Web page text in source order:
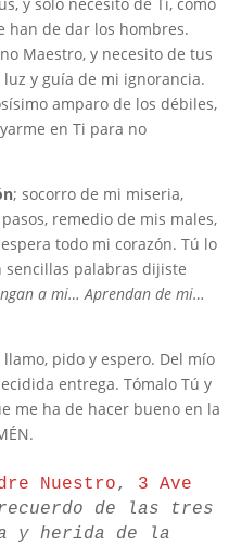
han de dar los hombres.
Maestro, y necesito de tus
y guía de mi ignorancia.
amparo de los débiles,
en Ti para no
; socorro de mi miseria,
remedio de mis males,
todo mi corazón. Tú lo
sencillas palabras dijiste
a mi… Aprendan de mi…
pido y espero. Del mío
entrega. Tómalo Tú y
me ha de hacer bueno en la
Nuestro, 3 Ave
de las tres
y herida de la